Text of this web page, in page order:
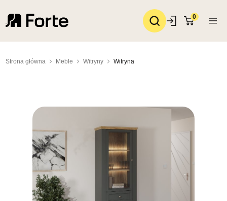
0
Strona główna Meble Witryny Witryna